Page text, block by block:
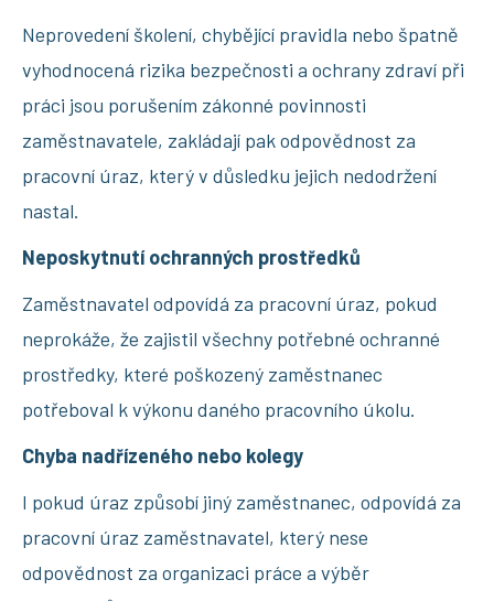
Neprovedení školení, chybějící pravidla nebo špatně
vyhodnocená rizika bezpečnosti a ochrany zdraví při
práci jsou porušením zákonné povinnosti
zaměstnavatele, zakládají pak odpovědnost za
pracovní úraz, který v důsledku jejich nedodržení
nastal.
Neposkytnutí ochranných prostředků
Zaměstnavatel odpovídá za pracovní úraz, pokud
neprokáže, že zajistil všechny potřebné ochranné
prostředky, které poškozený zaměstnanec
potřeboval k výkonu daného pracovního úkolu.
Chyba nadřízeného nebo kolegy
I pokud úraz způsobí jiný zaměstnanec, odpovídá za
pracovní úraz zaměstnavatel, který nese
odpovědnost za organizaci práce a výběr